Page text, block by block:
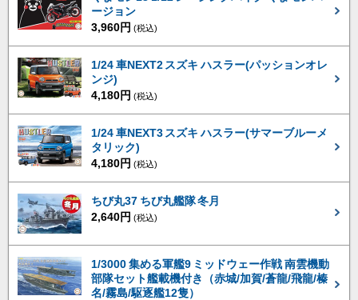
ージョン
3,960円 (税込)
1/24 車NEXT2 スズキ ハスラー(パッションオレ
ンジ)
4,180円 (税込)
1/24 車NEXT3 スズキ ハスラー(サマーブルーメ
タリック)
4,180円 (税込)
ちび丸37 ちび丸艦隊 冬月
2,640円 (税込)
1/3000 集める軍艦9 ミッドウェー作戦 南雲機動
部隊セット艦載機付き（赤城/加賀/蒼龍/飛龍/榛
名/霧島/駆逐艦12隻）